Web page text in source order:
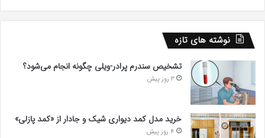
نوشته های تازه
تشخیص سندرم پرادر-ویلی چگونه انجام می‌شود؟
3 روز پیش
خرید مدل کمد دیواری شیک و جادار از «کمد پازلی»
4 روز پیش